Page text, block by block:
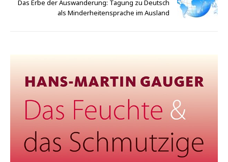
Das Erbe der Auswanderung: Tagung zu Deutsch
als Minderheitensprache im Ausland